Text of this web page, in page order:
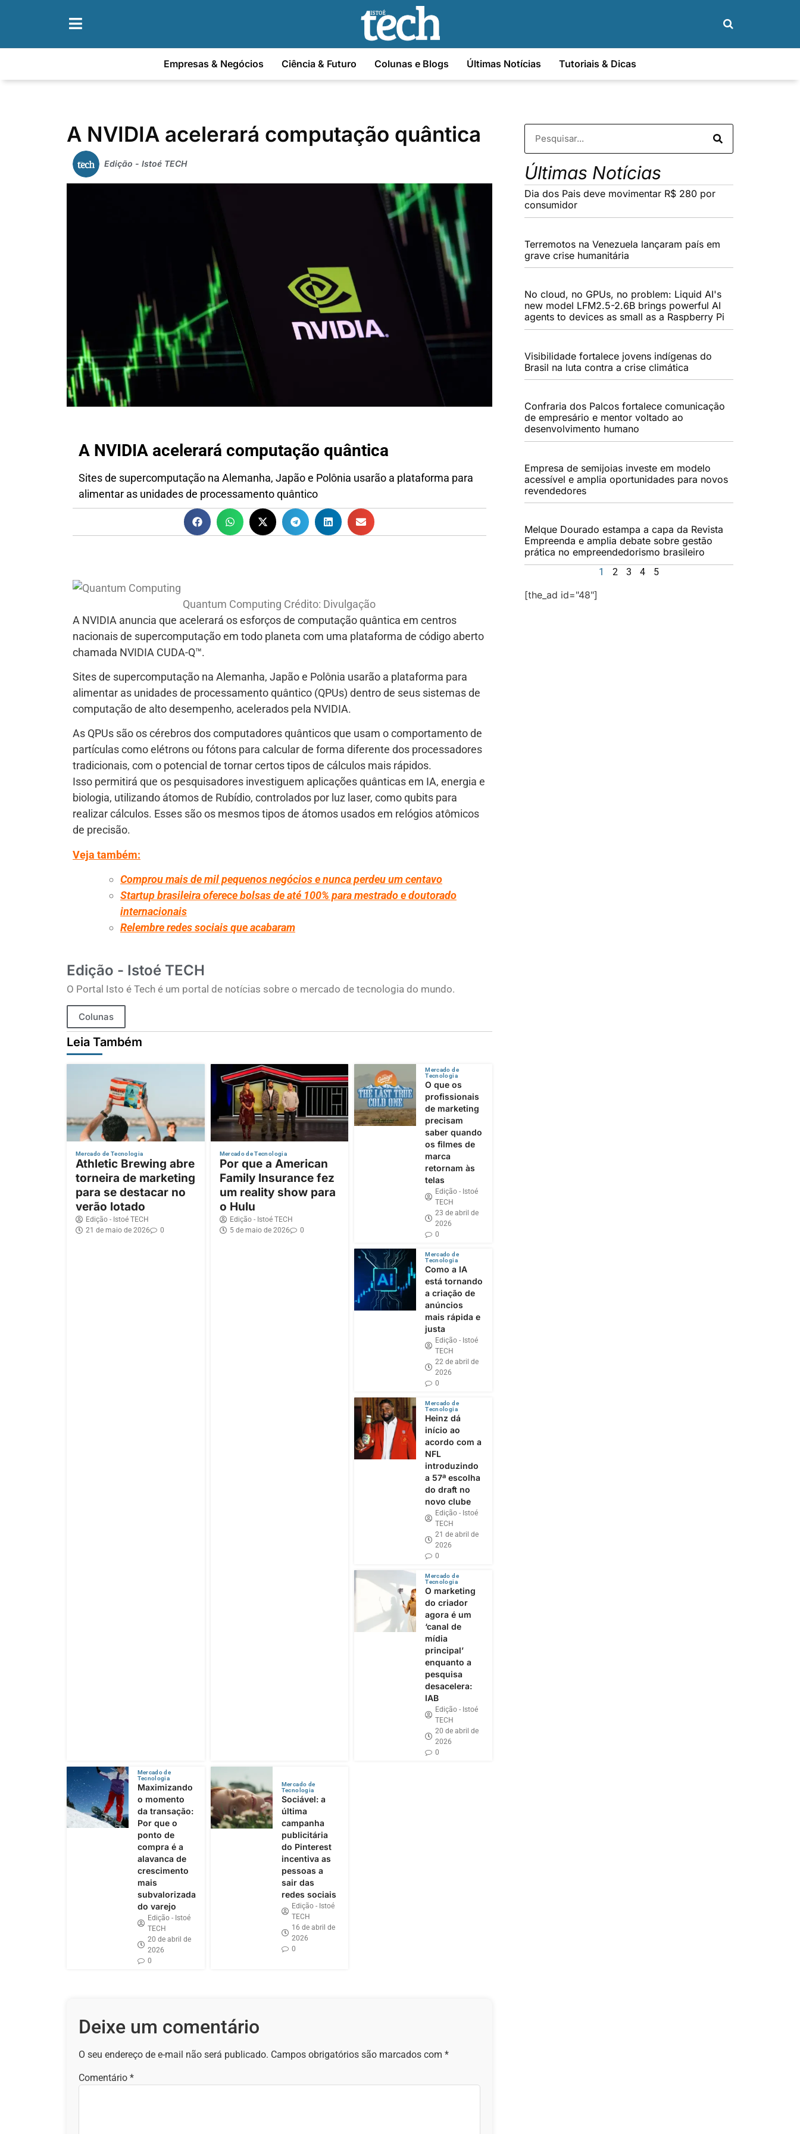
Empresas & Negócios Ciência & Futuro Colunas e Blogs Últimas Notícias Tutoriais & Dicas
A NVIDIA acelerará computação quântica
Edição - Istoé TECH
A NVIDIA acelerará computação quântica
Sites de supercomputação na Alemanha, Japão e Polônia usarão a plataforma para
alimentar as unidades de processamento quântico
Quantum Computing Crédito: Divulgação
A NVIDIA anuncia que acelerará os esforços de computação quântica em centros
nacionais de supercomputação em todo planeta com uma plataforma de código aberto
chamada NVIDIA CUDA-Q™.
Sites de supercomputação na Alemanha, Japão e Polônia usarão a plataforma para
alimentar as unidades de processamento quântico (QPUs) dentro de seus sistemas de
computação de alto desempenho, acelerados pela NVIDIA.
As QPUs são os cérebros dos computadores quânticos que usam o comportamento de
partículas como elétrons ou fótons para calcular de forma diferente dos processadores
tradicionais, com o potencial de tornar certos tipos de cálculos mais rápidos.
Isso permitirá que os pesquisadores investiguem aplicações quânticas em IA, energia e
biologia, utilizando átomos de Rubídio, controlados por luz laser, como qubits para
realizar cálculos. Esses são os mesmos tipos de átomos usados em relógios atômicos
de precisão.
Veja também:
Comprou mais de mil pequenos negócios e nunca perdeu um centavo
Startup brasileira oferece bolsas de até 100% para mestrado e doutorado
internacionais
Relembre redes sociais que acabaram
Edição - Istoé TECH
O Portal Isto é Tech é um portal de notícias sobre o mercado de tecnologia do mundo.
Colunas
Leia Também
Mercado de Tecnologia
Athletic Brewing abre
torneira de marketing
para se destacar no
verão lotado
Edição - Istoé TECH
21 de maio de 2026
0
Mercado de Tecnologia
Por que a American
Family Insurance fez
um reality show para
o Hulu
Edição - Istoé TECH
5 de maio de 2026
0
Mercado de
Tecnologia
O que os
profissionais
de marketing
precisam
saber quando
os filmes de
marca
retornam às
telas
Edição - Istoé
TECH
23 de abril de
2026
0
Mercado de
Tecnologia
Como a IA
está tornando
a criação de
anúncios
mais rápida e
justa
Edição - Istoé
TECH
22 de abril de
2026
0
Mercado de
Tecnologia
Heinz dá
início ao
acordo com a
NFL
introduzindo
a 57ª escolha
do draft no
novo clube
Edição - Istoé
TECH
21 de abril de
2026
0
Mercado de
Tecnologia
O marketing
do criador
agora é um
‘canal de
mídia
principal’
enquanto a
pesquisa
desacelera:
IAB
Edição - Istoé
TECH
20 de abril de
2026
0
Mercado de
Tecnologia
Maximizando
o momento
da transação:
Por que o
ponto de
compra é a
alavanca de
crescimento
mais
subvalorizada
do varejo
Edição - Istoé
TECH
20 de abril de
2026
0
Mercado de
Tecnologia
Sociável: a
última
campanha
publicitária
do Pinterest
incentiva as
pessoas a
sair das
redes sociais
Edição - Istoé
TECH
16 de abril de
2026
0
Deixe um comentário
O seu endereço de e-mail não será publicado. Campos obrigatórios são marcados com *
Comentário *
Últimas Notícias
Dia dos Pais deve movimentar R$ 280 por
consumidor
Terremotos na Venezuela lançaram país em
grave crise humanitária
No cloud, no GPUs, no problem: Liquid AI's
new model LFM2.5-2.6B brings powerful AI
agents to devices as small as a Raspberry Pi
Visibilidade fortalece jovens indígenas do
Brasil na luta contra a crise climática
Confraria dos Palcos fortalece comunicação
de empresário e mentor voltado ao
desenvolvimento humano
Empresa de semijoias investe em modelo
acessível e amplia oportunidades para novos
revendedores
Melque Dourado estampa a capa da Revista
Empreenda e amplia debate sobre gestão
prática no empreendedorismo brasileiro
1 2 3 4 5
[the_ad id="48"]